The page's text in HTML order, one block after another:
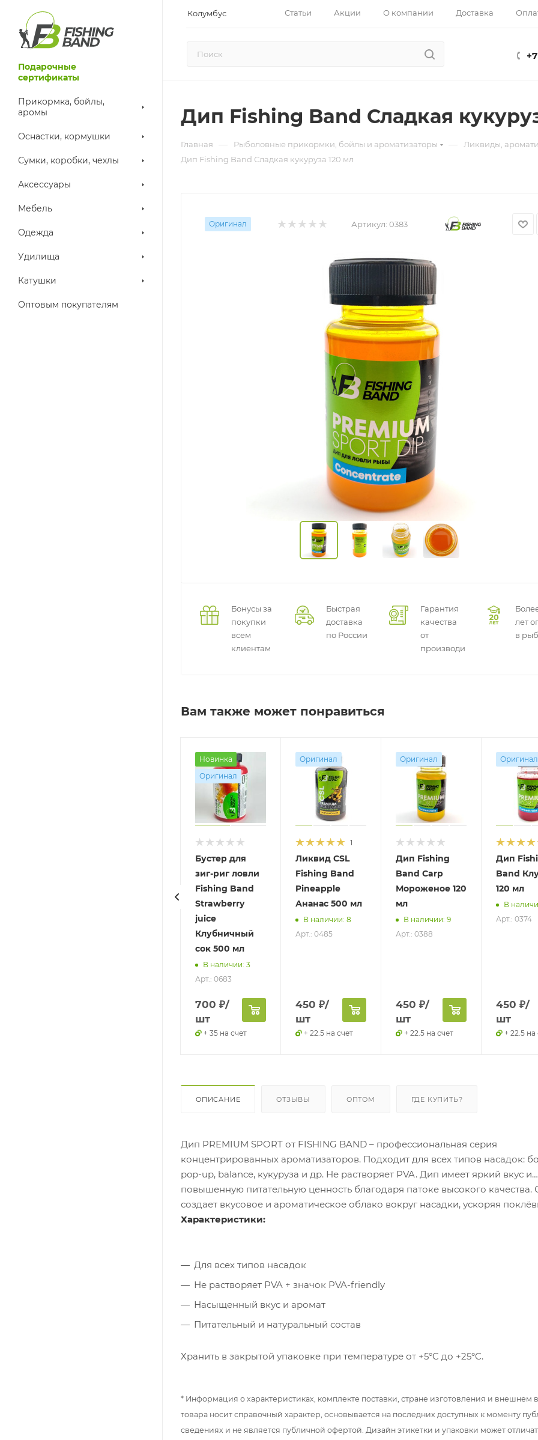
Колумбус Статьи Акции О компании Доставка
Подарочные
сертификаты
Прикормка, бойлы,
аромы
Оснастки, кормушки
Сумки, коробки, чехлы
Аксессуары
Мебель
Одежда
Удилища
Катушки
Оптовым покупателям
Дип Fishing Band Сладкая
Главная — Рыболовные прикормки, бойлы и ароматизаторы — Ликвиды,
Дип Fishing Band Сладкая кукуруза 120 мл
Оригинал Артикул: 0383
Бонусы за
покупки
всем
клиентам
Быстрая
доставка
по России
Гарантия
качества
от
производителей
лет
в
Вам также может понравиться
Новинка
Оригинал
Бустер для
зиг-риг ловли
Fishing Band
Strawberry
juice
Клубничный
сок 500 мл
В наличии: 3
Арт.: 0683
700 ₽/
шт
+ 35 на счет
Оригинал
1
Ликвид CSL
Fishing Band
Pineapple
Ананас 500 мл
В наличии: 8
Арт.: 0485
450 ₽/
шт
+ 22.5 на счет
Оригинал
Дип Fishing
Band Carp
Мороженое 120
мл
В наличии: 9
Арт.: 0388
450 ₽/
шт
+ 22.5 на счет
Оригинал
Дип
Band
120 мл
В
Арт.: 0374
450 ₽/
шт
+ 22.5 на
ОПИСАНИЕ ОТЗЫВЫ ОПТОМ ГДЕ КУПИТЬ?
Дип PREMIUM SPORT от FISHING BAND – профессиональная серия
концентрированных ароматизаторов. Подходит для всех типов насадок:
pop-up, balance, кукуруза и др. Не растворяет PVA. Дип имеет яркий вкус и
повышенную питательную ценность благодаря патоке высокого качества.
создает вкусовое и ароматическое облако вокруг насадки, ускоряя
Характеристики:
Для всех типов насадок
Не растворяет PVA + значок PVA-friendly
Насыщенный вкус и аромат
Питательный и натуральный состав
Хранить в закрытой упаковке при температуре от +5°C до +25°C.
* Информация о характеристиках, комплекте поставки, стране изготовления и внешнем
товара носит справочный характер, основывается на последних доступных к моменту
сведениях и не является публичной офертой. Дизайн этикетки и упаковки может